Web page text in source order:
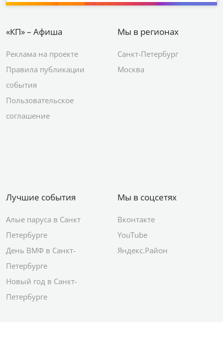
«КП» – Афиша
Реклама на проекте
Правила публикации
события
Пользовательское
соглашение
Мы в регионах
Санкт-Петербург
Москва
Лучшие события
Алые паруса в Санкт
Петербурге
День ВМФ в Санкт-
Петербурге
Новый год в Санкт-
Петербурге
Мы в соцсетях
Вконтакте
YouTube
Яндекс.Район